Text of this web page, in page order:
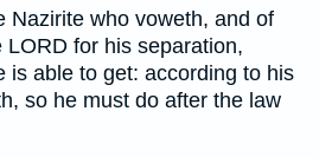
Nazirite who voweth, and of
LORD for his separation,
is able to get: according to his
so he must do after the law